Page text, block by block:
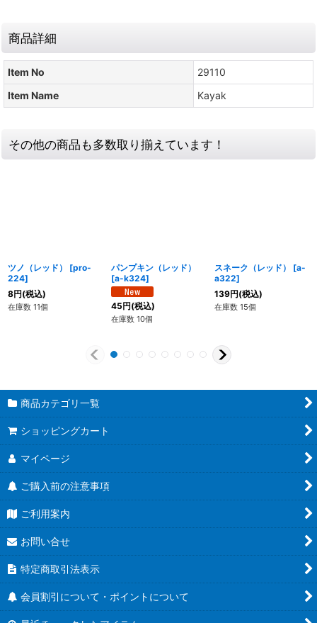
商品詳細
Item No
29110
Item Name
Kayak
その他の商品も多数取り揃えています！
ツノ（レッド） [pro-
224]
8円(税込)
在庫数 11個
パンプキン（レッド）
[a-k324]
45円(税込)
在庫数 10個
スネーク（レッド） [a-
a322]
139円(税込)
在庫数 15個
商品カテゴリ一覧
ショッピングカート
マイページ
ご購入前の注意事項
ご利用案内
お問い合せ
特定商取引法表示
会員割引について・ポイントについて